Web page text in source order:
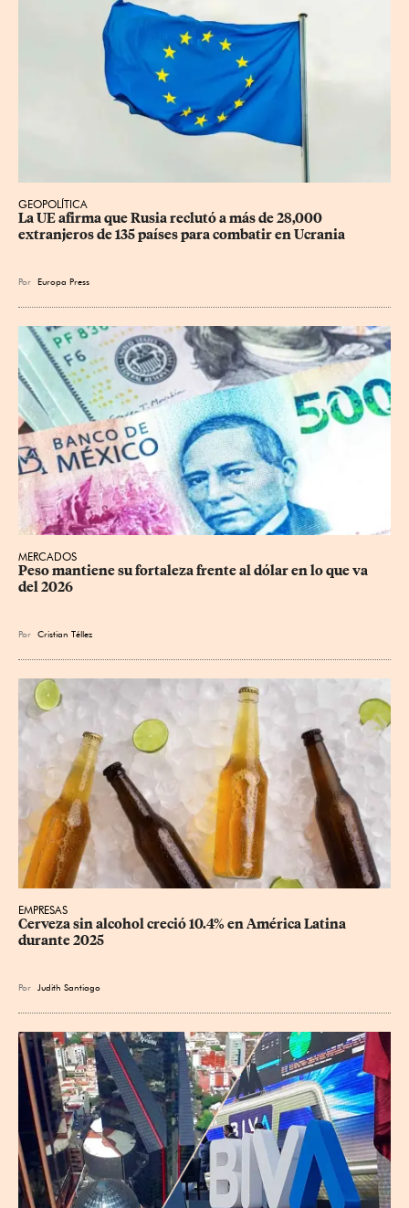
GEOPOLÍTICA
La UE afirma que Rusia reclutó a más de 28,000
extranjeros de 135 países para combatir en Ucrania
Por Europa Press
MERCADOS
Peso mantiene su fortaleza frente al dólar en lo que va
del 2026
Por Cristian Téllez
EMPRESAS
Cerveza sin alcohol creció 10.4% en América Latina
durante 2025
Por Judith Santiago